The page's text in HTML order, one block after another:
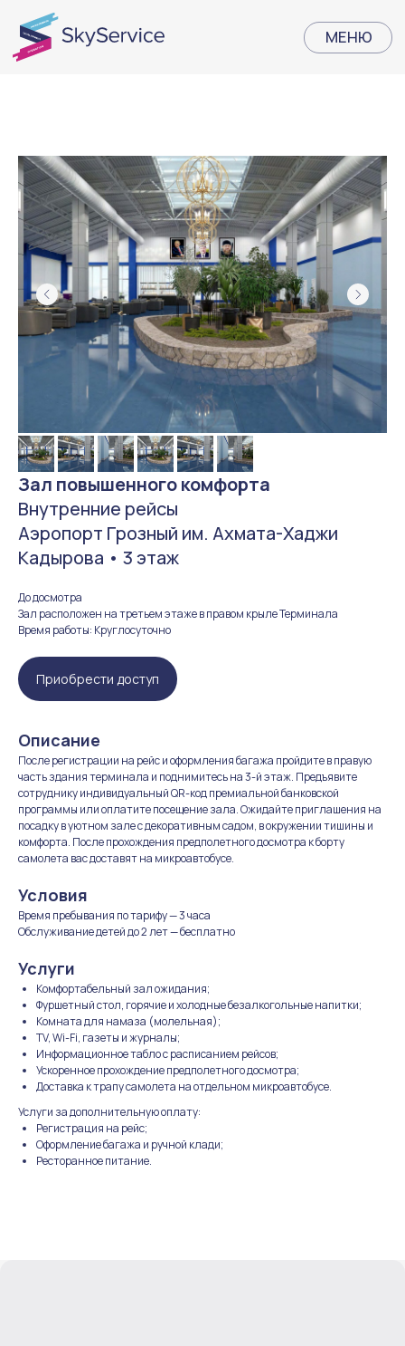
Зал повышенного комфорта
Внутренние рейсы
Аэропорт Грозный им. Ахмата-Хаджи
Кадырова • 3 этаж
До досмотра
Зал расположен на третьем этаже в правом крыле Терминала
Время работы: Круглосуточно
Приобрести доступ
Описание
После регистрации на рейс и оформления багажа пройдите в правую
часть здания терминала и поднимитесь на 3-й этаж. Предъявите
сотруднику индивидуальный QR-код премиальной банковской
программы или оплатите посещение зала. Ожидайте приглашения на
посадку в уютном зале с декоративным садом, в окружении тишины и
комфорта. После прохождения предполетного досмотра к борту
самолета вас доставят на микроавтобусе.
Условия
Время пребывания по тарифу — 3 часа
Обслуживание детей до 2 лет — бесплатно
Услуги
Комфортабельный зал ожидания;
Фуршетный стол, горячие и холодные безалкогольные напитки;
Комната для намаза (молельная);
TV, Wi-Fi, газеты и журналы;
Информационное табло с расписанием рейсов;
Ускоренное прохождение предполетного досмотра;
Доставка к трапу самолета на отдельном микроавтобусе.
Услуги за дополнительную оплату:
Регистрация на рейс;
Оформление багажа и ручной клади;
Ресторанное питание.
Отправьте заявку
на сотрудничество
Мы свяжемся с вами в ближайшее время
+7